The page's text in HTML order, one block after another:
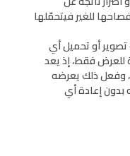
للغير فيتحمّلها
تصوير أو تحميل أي
فقط، إذ يعد
وفعل ذلك يعرضه
بدون إعادة أي